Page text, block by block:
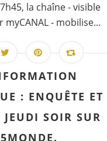
la chaîne - visible
- mobilise...
: ENQUÊTE ET
JEUDI SOIR SUR